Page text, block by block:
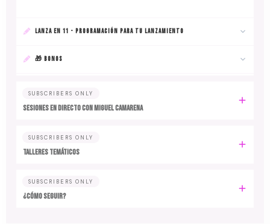
LANZA EN 11 - PROGRAMACIÓN PARA TU LANZAMIENTO
🎁 BONOS
SUBSCRIBERS ONLY
SESIONES EN DIRECTO CON MIGUEL CAMARENA
SUBSCRIBERS ONLY
TALLERES TEMÁTICOS
SUBSCRIBERS ONLY
¿CÓMO SEGUIR?